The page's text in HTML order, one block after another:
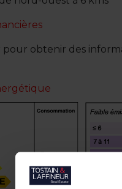
pour obtenir des